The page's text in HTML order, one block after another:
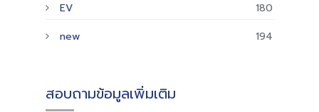
EV
180
new
194
สอบถามข้อมูลเพิ่มเติม